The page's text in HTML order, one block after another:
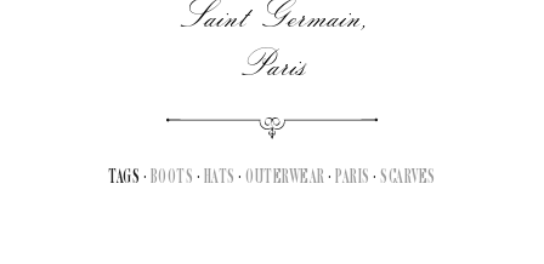
Saint Germain,
Paris
TAGS · BOOTS · HATS ·OUTERWEAR · PARIS ·SCARVES